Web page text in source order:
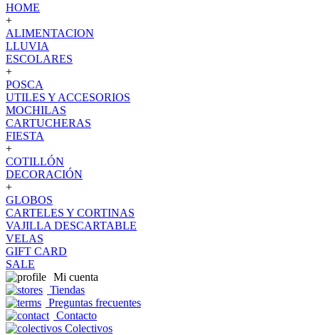
HOME
+
ALIMENTACION
LLUVIA
ESCOLARES
+
POSCA
UTILES Y ACCESORIOS
MOCHILAS
CARTUCHERAS
FIESTA
+
COTILLÓN
DECORACIÓN
+
GLOBOS
CARTELES Y CORTINAS
VAJILLA DESCARTABLE
VELAS
GIFT CARD
SALE
Mi cuenta
Tiendas
Preguntas frecuentes
Contacto
Colectivos